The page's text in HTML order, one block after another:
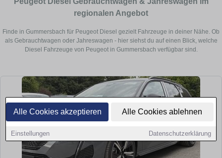
Alle Cookies akzeptieren Alle Cookies ablehnen
Einstellungen Datenschutzerklärung
regionalen Angebot
Finde in Gummersbach für Peugeot Diesel gezielt Fahrzeuge in deiner Nähe. Ob
als Gebrauchtwagen oder Jahreswagen - hier siehst du auf einen Blick, welche
Diesel Fahrzeuge von Peugeot in Gummersbach verfügbar sind.